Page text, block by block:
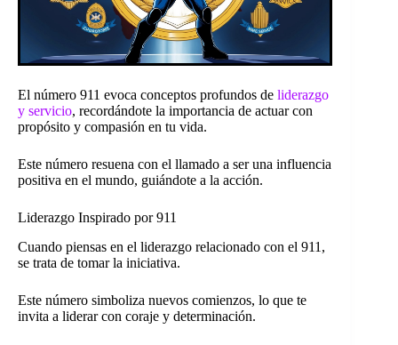
El número 911 evoca conceptos profundos de liderazgo
y servicio, recordándote la importancia de actuar con
propósito y compasión en tu vida.
Este número resuena con el llamado a ser una influencia
positiva en el mundo, guiándote a la acción.
Liderazgo Inspirado por 911
Cuando piensas en el liderazgo relacionado con el 911,
se trata de tomar la iniciativa.
Este número simboliza nuevos comienzos, lo que te
invita a liderar con coraje y determinación.